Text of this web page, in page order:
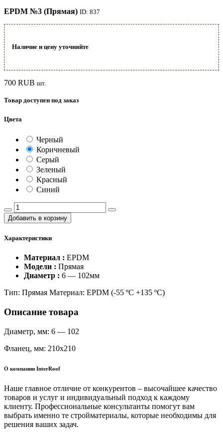
EPDM №3 (Прямая) ID: 837
Наличие и цену уточняйте
700 RUB шт.
Товар доступен под заказ
Цвета
Черный
Коричневый
Серый
Зеленый
Красный
Синий
Добавить в корзину
Характеристики
Материал : EPDM
Модели : Прямая
Диаметр : 6 — 102мм
Тип: Прямая Материал: EPDM (-55 ºC +135 ºC)
Описание товара
Диаметр, мм: 6 — 102
Фланец, мм: 210x210
О компании InterRoof
Наше главное отличие от конкурентов – высочайшее качество
товаров и услуг и индивидуальный подход к каждому
клиенту. Профессиональные консультанты помогут вам
выбрать именно те стройматериалы, которые необходимы для
решения ваших задач.